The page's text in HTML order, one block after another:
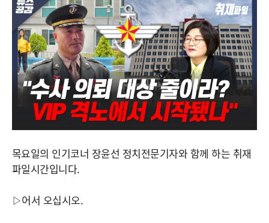
목요일의 인기코너 장윤선 정치전문기자와 함께 하는 취재
파일시간입니다.
▷어서 오십시오.